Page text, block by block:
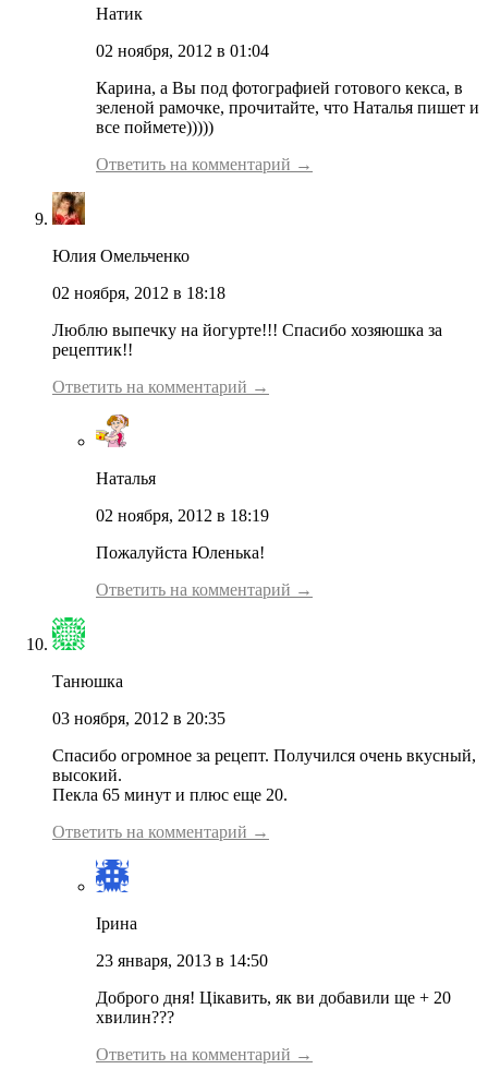
Натик
02 ноября, 2012 в 01:04
Карина, а Вы под фотографией готового кекса, в
зеленой рамочке, прочитайте, что Наталья пишет и
все поймете)))))
Ответить на комментарий →
Юлия Омельченко
02 ноября, 2012 в 18:18
Люблю выпечку на йогурте!!! Спасибо хозяюшка за
рецептик!!
Ответить на комментарий →
Наталья
02 ноября, 2012 в 18:19
Пожалуйста Юленька!
Ответить на комментарий →
Танюшка
03 ноября, 2012 в 20:35
Спасибо огромное за рецепт. Получился очень вкусный,
высокий.
Пекла 65 минут и плюс еще 20.
Ответить на комментарий →
Ірина
23 января, 2013 в 14:50
Доброго дня! Цікавить, як ви добавили ще + 20
хвилин???
Ответить на комментарий →